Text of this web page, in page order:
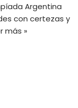
Argentina
con certezas y
más »